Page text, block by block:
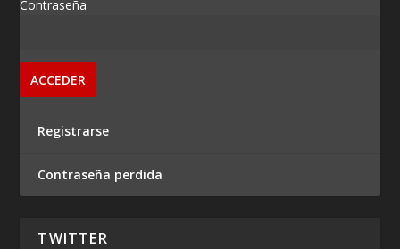
Contraseña
Registrarse
Contraseña perdida
TWITTER